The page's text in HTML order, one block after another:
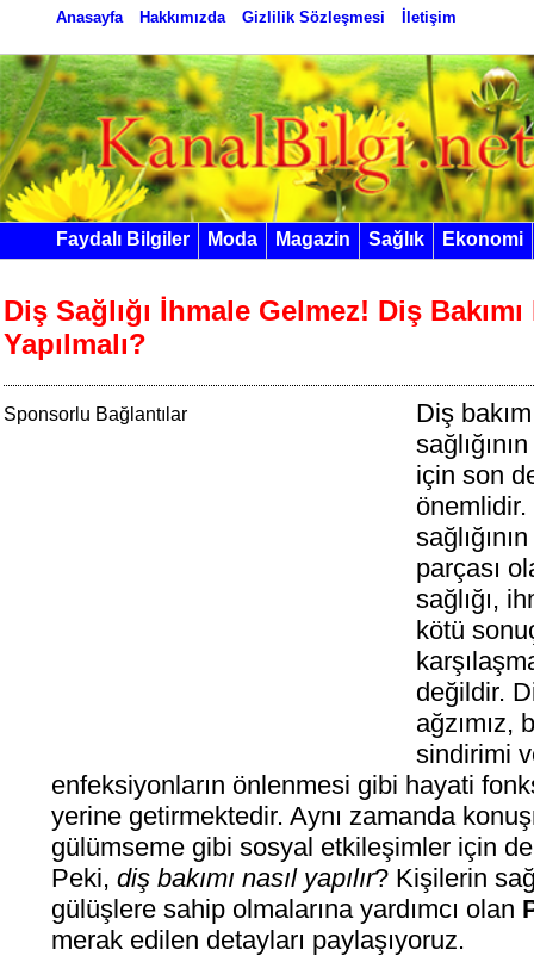
Anasayfa Hakkımızda Gizlilik Sözleşmesi İletişim
Faydalı Bilgiler Moda Magazin Sağlık Ekonomi
Diş Sağlığı İhmale Gelmez! Diş Bakımı
Yapılmalı?
Sponsorlu Bağlantılar
Diş
için son
parçası
sağlığı,
kötü
değildir.
ağzımız,
sindirimi
enfeksiyonların önlenmesi gibi hayati
yerine getirmektedir. Aynı zamanda
gülümseme gibi sosyal etkileşimler için
Peki, diş bakımı nasıl yapılır? Kişilerin
gülüşlere sahip olmalarına yardımcı olan
merak edilen detayları paylaşıyoruz.